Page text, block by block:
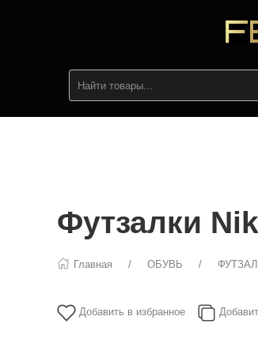
Футзалки
Главная ОБУВЬ
Добавить в избранное